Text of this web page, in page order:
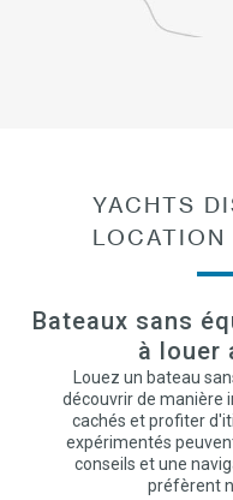
YACHTS
LOCATION
Bateaux sans
à louer
Louez un bateau
découvrir de manière
cachés et profiter
expérimentés
conseils et une
préfèrent